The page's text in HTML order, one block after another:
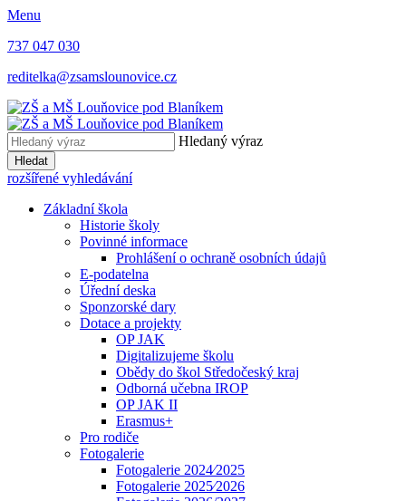
Menu
737 047 030
reditelka@zsamslounovice.cz
Hledaný výraz
Hledat
rozšířené vyhledávání
Základní škola
Historie školy
Povinné informace
Prohlášení o ochraně osobních údajů
E-podatelna
Úřední deska
Sponzorské dary
Dotace a projekty
OP JAK
Digitalizujeme školu
Obědy do škol Středočeský kraj
Odborná učebna IROP
OP JAK II
Erasmus+
Pro rodiče
Fotogalerie
Fotogalerie 2024⁄2025
Fotogalerie 2025⁄2026